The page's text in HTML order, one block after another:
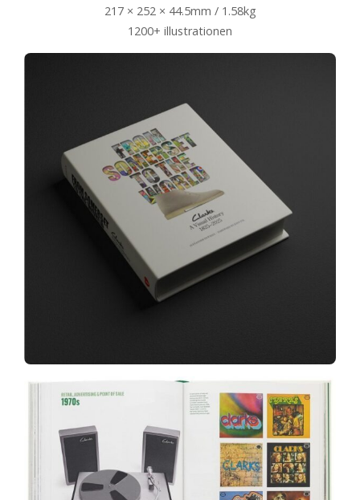
217 × 252 × 44.5mm / 1.58kg
1200+ illustrationen